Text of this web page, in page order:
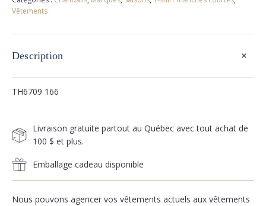
Vêtements
Description +
TH6709 166
Livraison gratuite partout au Québec avec tout achat de
100 $ et plus.
Emballage cadeau disponible
Nous pouvons agencer vos vêtements actuels aux vêtements